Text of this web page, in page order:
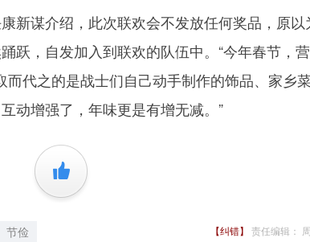
谋介绍，此次联欢会不发放任何奖品，原以
跃，自发加入到联欢的队伍中。“今年春节，
而代之的是战士们自己动手制作的饰品、家乡菜
动增强了，年味更是有增无减。”
+1
节俭 【纠错】 责任编辑：